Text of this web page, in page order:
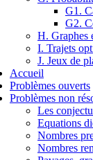
G1.
G2.
H. Graphes
I. Trajets
J. Jeux de
Accueil
Problèmes ouverts
Problèmes non
Les
Equations
Nombres
Nombres